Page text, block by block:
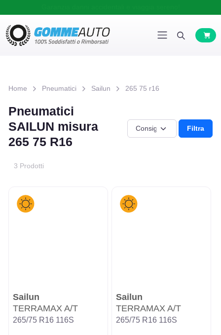
Home Pneumatici Sailun 265 75 r16
Pneumatici
SAILUN misura
265 75 R16
Filtra
3 Prodotti
Sailun
TERRAMAX A/T
265/75 R16 116S
Sailun
TERRAMAX A/T
265/75 R16 116S